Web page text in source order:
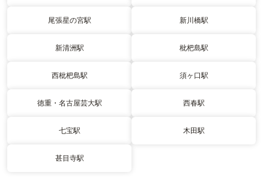
尾張星の宮駅 新川橋駅
新清洲駅 枇杷島駅
西枇杷島駅 須ヶ口駅
徳重・名古屋芸大駅 西春駅
七宝駅 木田駅
甚目寺駅